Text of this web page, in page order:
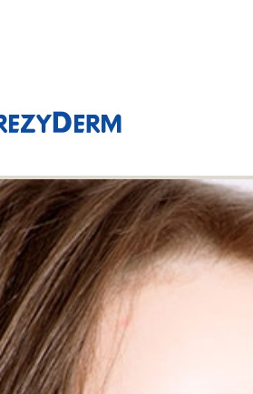
Haarausfall zur Stärkung des
erforschte Produkte mit
Anzeigen nach